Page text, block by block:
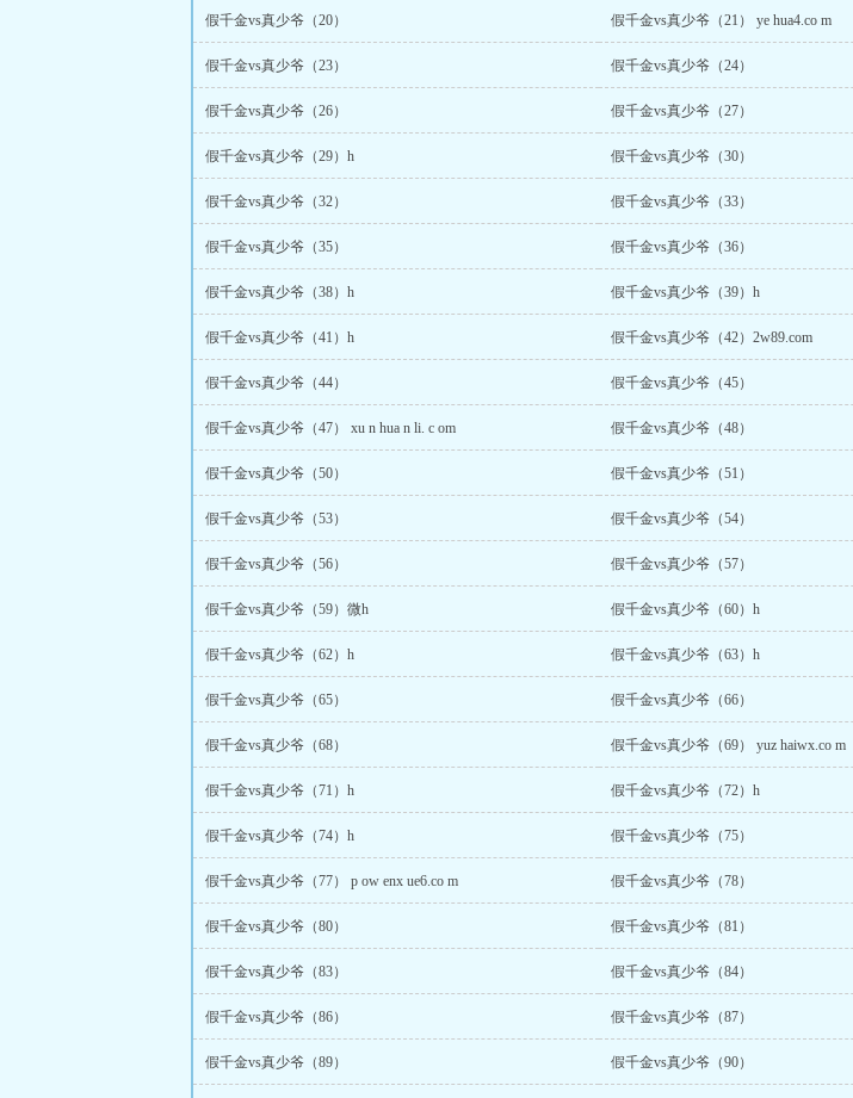
假千金vs真少爷（20） 假千金vs真少爷（21） ye hua4.co m
假千金vs真少爷（23） 假千金vs真少爷（24）
假千金vs真少爷（26） 假千金vs真少爷（27）
假千金vs真少爷（29）h 假千金vs真少爷（30）
假千金vs真少爷（32） 假千金vs真少爷（33）
假千金vs真少爷（35） 假千金vs真少爷（36）
假千金vs真少爷（38）h 假千金vs真少爷（39）h
假千金vs真少爷（41）h 假千金vs真少爷（42）2w89.com
假千金vs真少爷（44） 假千金vs真少爷（45）
假千金vs真少爷（47） xu n hua n li. c om 假千金vs真少爷（48）
假千金vs真少爷（50） 假千金vs真少爷（51）
假千金vs真少爷（53） 假千金vs真少爷（54）
假千金vs真少爷（56） 假千金vs真少爷（57）
假千金vs真少爷（59）微h 假千金vs真少爷（60）h
假千金vs真少爷（62）h 假千金vs真少爷（63）h
假千金vs真少爷（65） 假千金vs真少爷（66）
假千金vs真少爷（68） 假千金vs真少爷（69） yuz haiwx.co m
假千金vs真少爷（71）h 假千金vs真少爷（72）h
假千金vs真少爷（74）h 假千金vs真少爷（75）
假千金vs真少爷（77） p ow enx ue6.co m 假千金vs真少爷（78）
假千金vs真少爷（80） 假千金vs真少爷（81）
假千金vs真少爷（83） 假千金vs真少爷（84）
假千金vs真少爷（86） 假千金vs真少爷（87）
假千金vs真少爷（89） 假千金vs真少爷（90）